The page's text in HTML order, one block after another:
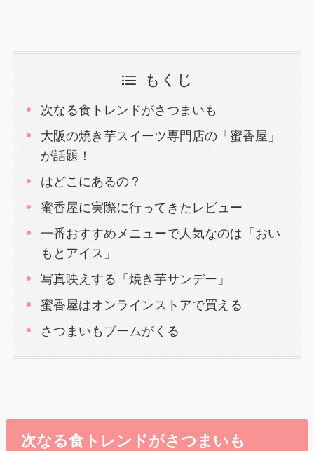
もくじ
次なる食トレンドがさつまいも
大阪の焼き芋スイーツ専門店の「蜜香屋」
が話題！
はどこにあるの？
蜜香屋に実際に行ってきたレビュー
一番おすすめメニューで人気なのは「おい
もとアイス」
写真映えする「焼き芋サンデー」
蜜香屋はオンラインストアで買える
さつまいもブームがくる
次なる食トレンドがさつまいも